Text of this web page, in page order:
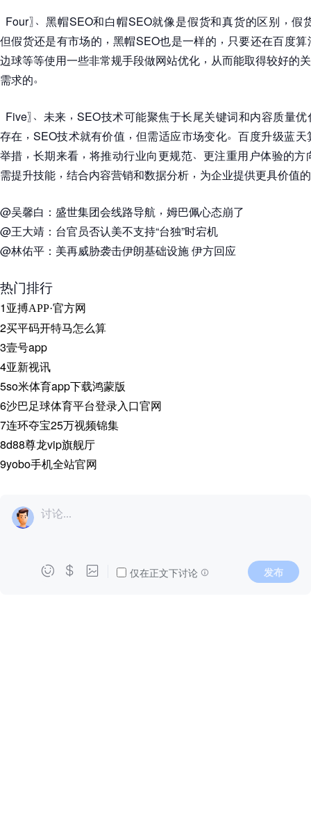
Four〗、 黑帽SEO和白帽SEO就像是假货和真货的区别 ， 假
但假货还是有市场的 ， 黑帽SEO也是一样的 ， 只要还在百度
边球等等使用一些非常规手段做网站优化 ， 从而能取得较好的
需求的。
Five〗、 未来 ， SEO技术可能聚焦于长尾关键词和内容质量优
存在 ， SEO技术就有价值 ， 但需适应市场变化。 百度升级蓝
举措 ， 长期来看 ， 将推动行业向更规范、 更注重用户体验的方
需提升技能 ， 结合内容营销和数据分析 ， 为企业提供更具价值
@吴馨白 ： 盛世集团会线路导航 ， 姆巴佩心态崩了
@王大靖 ： 台官员否认美不支持“台独”时宕机
@林佑平 ： 美再威胁袭击伊朗基础设施 伊方回应
热门排行
1 亚搏APP·官方网
2买平码开特马怎么算
3壹号app
4亚新视讯
5so米体育app下载鸿蒙版
6沙巴足球体育平台登录入口官网
7连环夺宝25万视频锦集
8d88尊龙vip旗舰厅
9yobo手机全站官网
讨论...
   仅在正文下讨论 发布